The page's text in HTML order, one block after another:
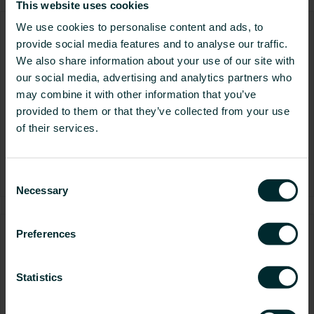
This website uses cookies
We use cookies to personalise content and ads, to
provide social media features and to analyse our traffic.
We also share information about your use of our site with
our social media, advertising and analytics partners who
may combine it with other information that you’ve
provided to them or that they’ve collected from your use
of their services.
Selection
Necessary
Preferences
Statistics
umweltfreundlicher Strategien sowohl für die Heizung als
besten Nachrüstmöglichkeiten für eine ganzjährig
effiziente Klimaregelung betrachten.
Die häufigsten Fragen rund um den Einsatz von
Wärmepumpen mit Heizkörpern kompakt
beantwortet
Wärmepumpen sind eine führende Alternative zu
Gasheizkesseln, die in ganz Europa schrittweise vom
Markt genommen werden. Noch immer gibt es viele
Fragen zur Anwendung, zu den Anforderungen und zur
Das perfekte Paar: Warum Gebläsekonvektoren
Das einwandfreie Funktionieren und die Effizienz eines
Wärmepumpensystems hängen unter anderem von der